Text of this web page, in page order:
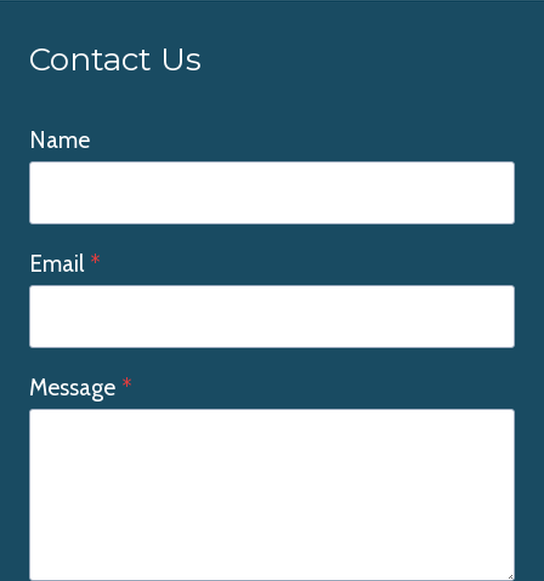
Contact Us
Name
Email *
Message *